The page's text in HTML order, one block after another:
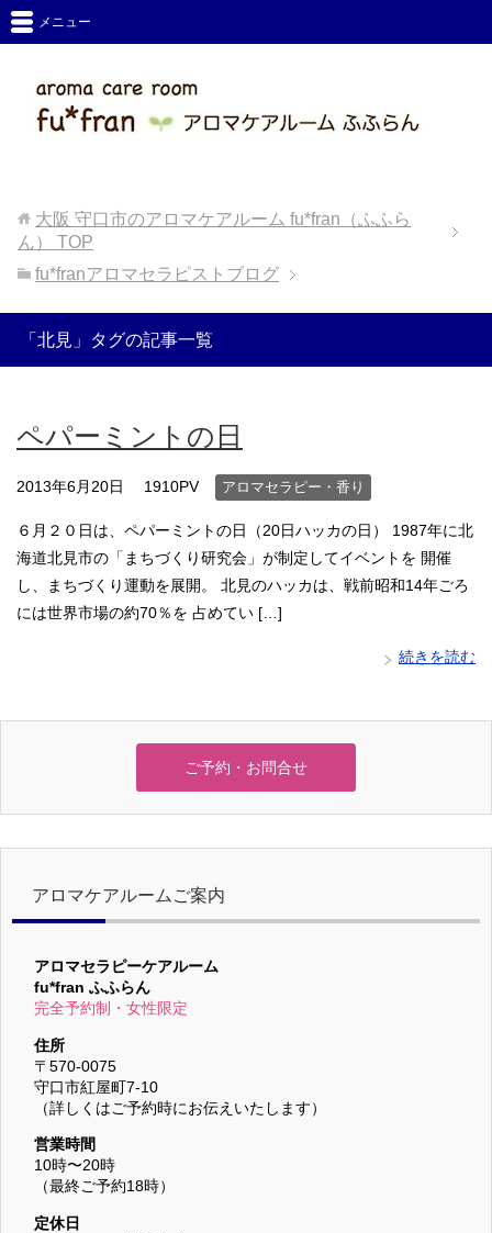
メニュー
大阪 守口市のアロマケアルーム fu*fran（ふふら
ん）
TOP
fu*franアロマセラピストブログ
「北見」タグの記事一覧
ペパーミントの日
2013年6月20日 1910PV アロマセラピー・香り
６月２０日は、ペパーミントの日（20日ハッカの日） 1987年に北
海道北見市の「まちづくり研究会」が制定してイベントを 開催
し、まちづくり運動を展開。 北見のハッカは、戦前昭和14年ごろ
には世界市場の約70％を 占めてい […]
続きを読む
ご予約・お問合せ
アロマケアルームご案内
アロマセラピーケアルーム
fu*fran ふふらん
完全予約制・女性限定
住所
〒570-0075
守口市紅屋町7-10
（詳しくはご予約時にお伝えいたします）
営業時間
10時〜20時
（最終ご予約18時）
定休日